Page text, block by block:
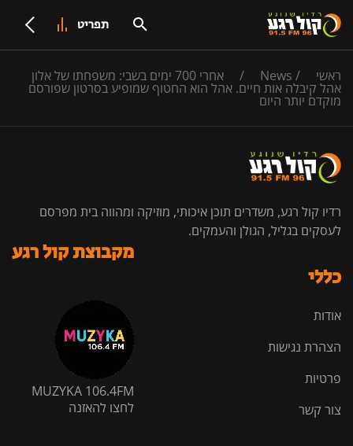
תפריט
ראשי /
News
/ אחרי 700 ימים בשבי: משפחתו של אלון
אהל קיבלה אות חיים. אהל הוא החטוף שמופיע בסרטון שפורסם
מוקדם יותר היום
רדיו קול רגע, משדרים תוכן איכותי, מוזיקה ומהווה בית מפרסם
לעסקים בגליל, הגולן והעמקים.
כללי
אודות
הצהרת נגישות
פרטיות
צור קשר
מקבוצת קול רגע
MUZYKA 106.4FM
לחצו להאזנה